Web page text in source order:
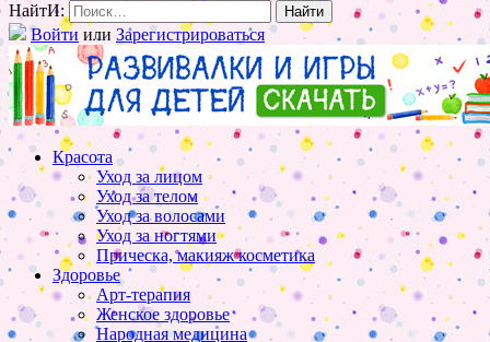
НайтИ:
Войти или Зарегистрироваться
Красота
Уход за лицом
Уход за телом
Уход за волосами
Уход за ногтями
Прическа, макияж косметика
Здоровье
Арт-терапия
Женское здоровье
Народная медицина